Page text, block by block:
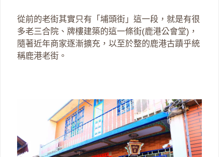
從前的老街其實只有「埔頭街」這一段，就是有很
多老三合院、牌樓建築的這一條街(鹿港公會堂)，
隨著近年商家逐漸擴充，以至於整的鹿港古蹟乎統
稱鹿港老街。